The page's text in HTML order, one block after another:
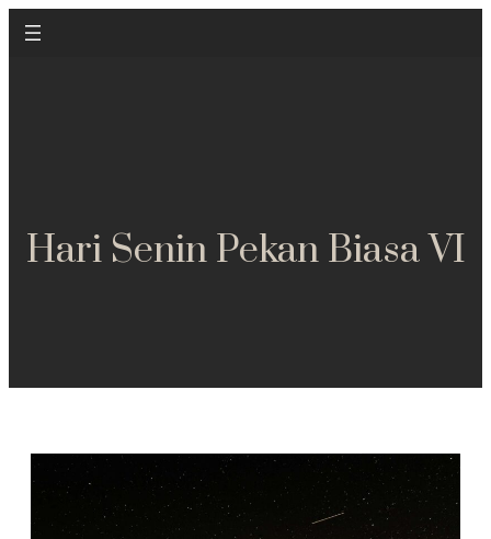
Hari Senin Pekan Biasa VI